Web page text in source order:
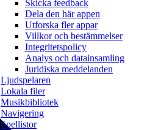
Skicka feedback
Dela den här appen
Utforska fler appar
Villkor och bestämmelser
Integritetspolicy
Analys och datainsamling
Juridiska meddelanden
Ljudspelaren
Lokala filer
Musikbibliotek
Navigering
Spellistor